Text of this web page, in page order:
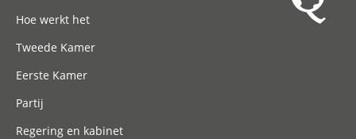
Hoe werkt het
Tweede Kamer
Eerste Kamer
Partij
Regering en kabinet